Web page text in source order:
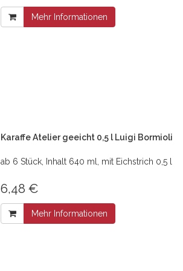
Mehr Informationen
Karaffe Atelier geeicht 0,5 l Luigi Bormioli
ab 6 Stück, Inhalt 640 ml, mit Eichstrich 0,5 l
6,48 €
Mehr Informationen